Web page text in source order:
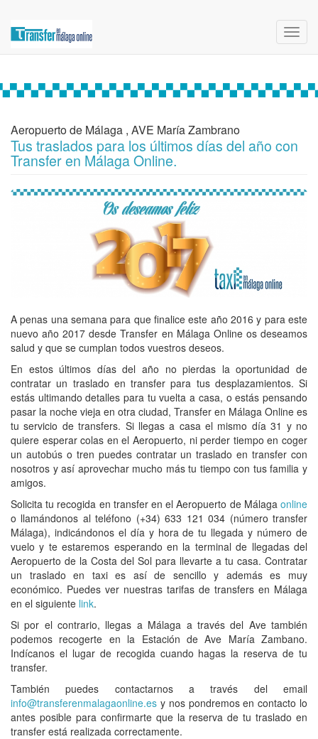
Aeropuerto de Málaga , AVE María Zambrano
Tus traslados para los últimos días del año con
Transfer en Málaga Online.
A penas una semana para que finalice este año 2016 y para este
nuevo año 2017 desdeTransfer en Málaga Onlineos deseamos
salud y que se cumplan todos vuestros deseos.
En estos últimos días del año no pierdas la oportunidad de
contratar un traslado en transfer para tus desplazamientos. Si
estás ultimando detalles para tu vuelta a casa, o estás pensando
pasar la noche vieja en otra ciudad, Transfer en Málaga Online es
tu servicio detransfers. Si llegas a casa el mismo día 31 y no
quiere esperar colas en el Aeropuerto, ni perder tiempo en coger
un autobús o tren puedes contratar untraslado en transfer con
nosotros y así aprovechar mucho más tu tiempo con tus familia y
amigos.
Solicita tu recogida en transfer en el Aeropuerto de Málaga online
o llamándonos al teléfono (+34) 633 121 034 (número transfer
Málaga), indicándonos el día y hora de tu llegada y número de
vuelo y te estaremos esperando en la terminal de llegadas del
Aeropuerto de la Costa del Sol para llevarte a tu casa. Contratar
un traslado en taxi es así de sencillo y además es muy
económico. Puedes ver nuestras tarifas de transfers en Málaga
en el siguiente link.
Si por el contrario, llegas a Málaga a través del Ave también
podemos recogerte en la Estación de Ave María Zambano.
Indícanos el lugar de recogida cuando hagas la reserva de tu
transfer.
También puedes contactarnos a través del email
info@transferenmalagaonline.es y nos pondremos en contacto lo
antes posible para confirmarte que la reserva de tu traslado en
transfer está realizada correctamente.